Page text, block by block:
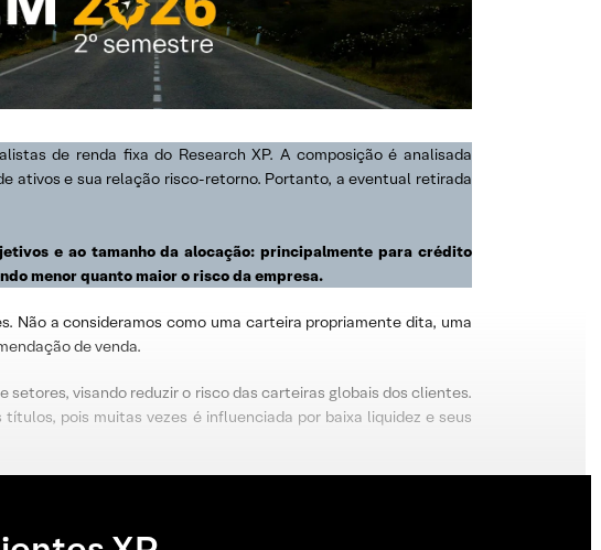
de renda fixa do Research XP. A composição é analisada
ativos e sua relação risco-retorno. Portanto, a eventual retirada
e ao tamanho da alocação: principalmente para crédito
menor quanto maior o risco da empresa.
a consideramos como uma carteira propriamente dita, uma
de venda.
visando reduzir o risco das carteiras globais dos clientes.
pois muitas vezes é influenciada por baixa liquidez e seus